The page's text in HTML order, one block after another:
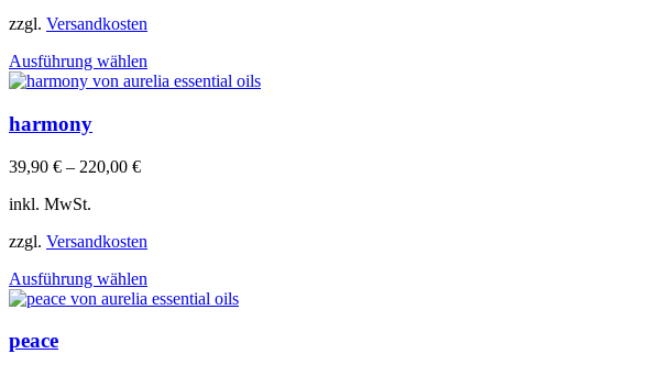
zzgl. Versandkosten
Ausführung wählen
Produkt
gewählt
harmony
39,90 € – 220,00 €
inkl. MwSt.
zzgl. Versandkosten
Ausführung wählen
Produkt
peace